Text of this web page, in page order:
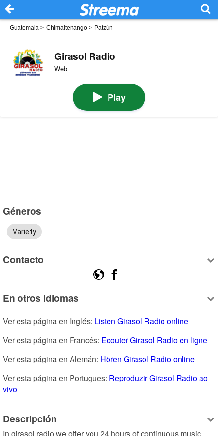
Guatemala > Chimaltenango > Patzún
Girasol Radio
Web
Play
Géneros
Variety
Contacto
En otros idiomas
Ver esta página en Inglés: Listen Girasol Radio online
Ver esta página en Francés: Ecouter Girasol Radio en ligne
Ver esta página en Alemán: Hören Girasol Radio online
Ver esta página en Portugues: Reproduzir Girasol Radio ao
vivo
Descripción
In girasol radio we offer you 24 hours of continuous music,